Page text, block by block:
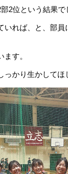
2位という結果で
いれば、と、部
す。
っかり生かしてほ